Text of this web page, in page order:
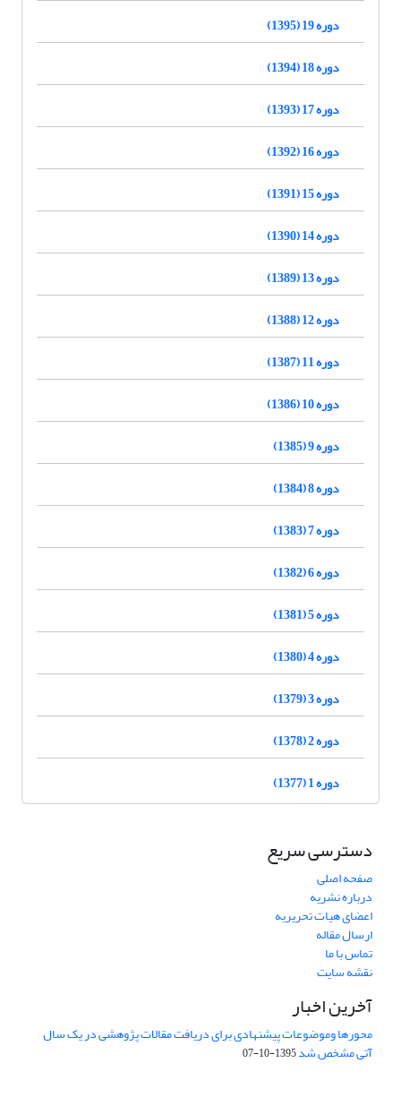
دوره 19 (1395)
دوره 18 (1394)
دوره 17 (1393)
دوره 16 (1392)
دوره 15 (1391)
دوره 14 (1390)
دوره 13 (1389)
دوره 12 (1388)
دوره 11 (1387)
دوره 10 (1386)
دوره 9 (1385)
دوره 8 (1384)
دوره 7 (1383)
دوره 6 (1382)
دوره 5 (1381)
دوره 4 (1380)
دوره 3 (1379)
دوره 2 (1378)
دوره 1 (1377)
دسترسی سریع
صفحه اصلی
درباره نشریه
اعضای هیات تحریریه
ارسال مقاله
تماس با ما
نقشه سایت
آخرین اخبار
محورها وموضوعات پیشنهادی برای دریافت مقالات پژوهشی در یک سال
آتی مشخص شد1395-10-07